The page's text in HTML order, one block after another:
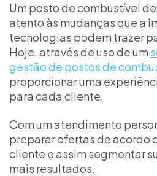
Um posto de combustível
atento às mudanças que a
tecnologias podem trazer
Hoje, através de uso de um
gestão de postos de
proporcionar uma
para cada cliente.
Com um atendimento
preparar ofertas de acordo
cliente e assim segmentar
mais resultados.